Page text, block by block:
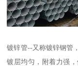
镀锌管--又称镀锌钢管
镀层均匀，附着力强